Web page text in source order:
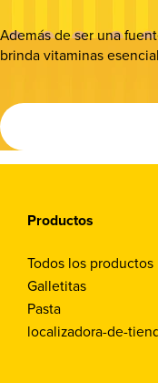
Además de ser una
brinda vitaminas
Productos
Todos los productos
Galletitas
Pasta
localizadora-de-